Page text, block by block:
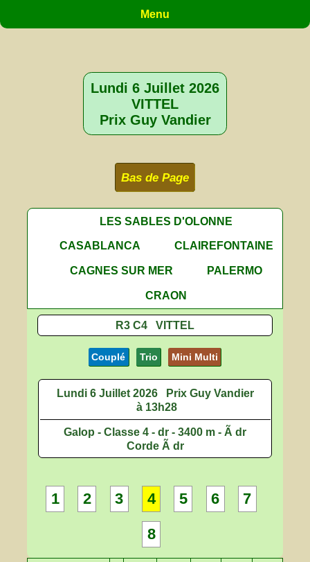
Menu
Lundi 6 Juillet 2026
VITTEL
Prix Guy Vandier
Bas de Page
LES SABLES D'OLONNE
CASABLANCA
CLAIREFONTAINE
CAGNES SUR MER
PALERMO
CRAON
R3 C4 VITTEL
Couplé Trio Mini Multi
Lundi 6 Juillet 2026
Prix Guy Vandier
à 13h28
Galop - Classe 4 - dr - 3400 m - Ã dr
Corde Ã dr
1 2 3 4 5 6 7
8